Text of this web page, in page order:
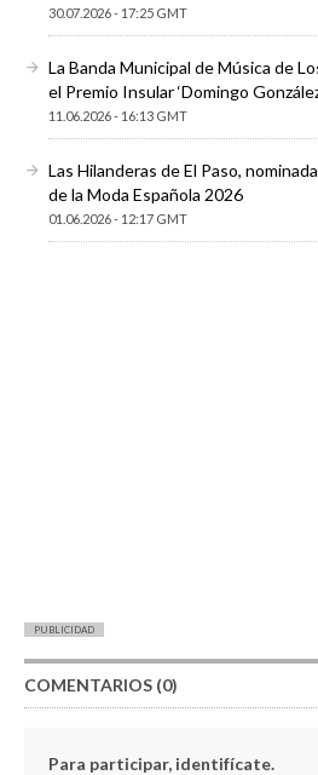
30.07.2026 - 17:25 GMT
La Banda Municipal de Música de
el Premio Insular ‘Domingo
11.06.2026 - 16:13 GMT
Las Hilanderas de El Paso,
de la Moda Española 2026
01.06.2026 - 12:17 GMT
PUBLICIDAD
COMENTARIOS (0)
Para participar, identifícate.